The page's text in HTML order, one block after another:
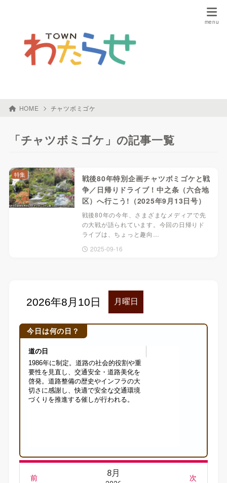
HOME チャツボミゴケ
「チャツボミゴケ」の記事一覧
戦後80年特別企画チャツボミゴケと戦
争／日帰りドライブ！中之条（六合地
区）へ行こう!（2025年9月13日号）
戦後80年の今年、さまざまなメディアで先
の大戦が語られています。今回の日帰りド
ライブは、ちょっと趣向…
2025-09-16
特集
今日は何の日？